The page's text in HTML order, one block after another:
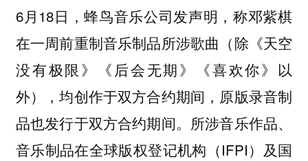
6月18日，蜂鸟音乐公司发声明，称邓紫棋
在一周前重制音乐制品所涉歌曲（除《天空
没有极限》《后会无期》《喜欢你》以
外），均创作于双方合约期间，原版录音制
品也发行于双方合约期间。所涉音乐作品、
音乐制品在全球版权登记机构（IFPI）及国